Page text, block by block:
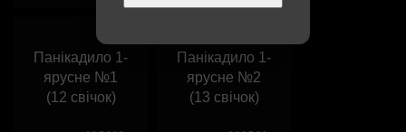
Панікадило 1-
ярусне №1
(12 свічок)
Панікадило 1-
ярусне №2
(13 свічок)